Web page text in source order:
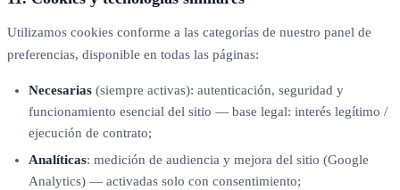
Utilizamos cookies conforme a las categorías de nuestro panel de
preferencias, disponible en todas las páginas:
Necesarias (siempre activas): autenticación, seguridad y
funcionamiento esencial del sitio — base legal: interés legítimo /
ejecución de contrato;
Analíticas: medición de audiencia y mejora del sitio (Google
Analytics) — activadas solo con consentimiento;